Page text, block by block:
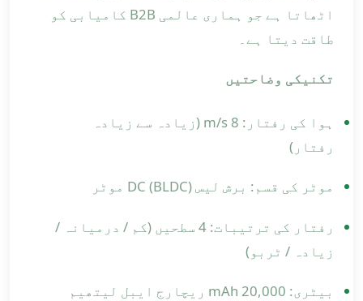
اٹھاتا ہے جو ہماری عالمی B2B کامیابی کو
طاقت دیتا ہے۔
تکنیکی وضاحتیں
ہوا کی رفتار: 8 m/s (زیادہ سے زیادہ
رفتار)
موٹر کی قسم: برش لیس DC (BLDC) موٹر
رفتار کی ترتیبات: 4 سطحیں (کم / درمیانہ /
زیادہ / ٹربو)
بیٹری: 20,000 mAh ریچارج ایبل لیتھیم